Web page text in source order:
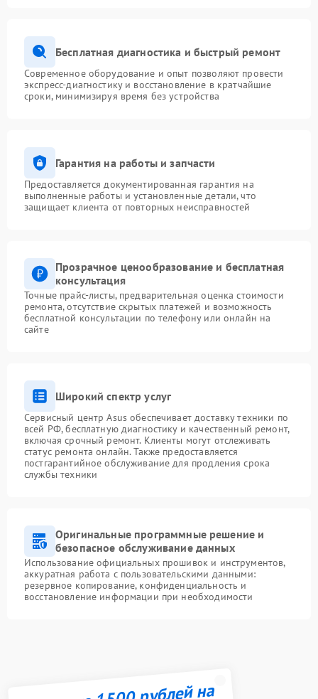
Бесплатная диагностика и быстрый ремонт
Современное оборудование и опыт позволяют провести
экспресс-диагностику и восстановление в кратчайшие
сроки, минимизируя время без устройства
Гарантия на работы и запчасти
Предоставляется документированная гарантия на
выполненные работы и установленные детали, что
защищает клиента от повторных неисправностей
Прозрачное ценообразование и бесплатная
консультация
Точные прайс-листы, предварительная оценка стоимости
ремонта, отсутствие скрытых платежей и возможность
бесплатной консультации по телефону или онлайн на
сайте
Широкий спектр услуг
Сервисный центр Asus обеспечивает доставку техники по
всей РФ, бесплатную диагностику и качественный ремонт,
включая срочный ремонт. Клиенты могут отслеживать
статус ремонта онлайн. Также предоставляется
постгарантийное обслуживание для продления срока
службы техники
Оригинальные программные решение и
безопасное обслуживание данных
Использование официальных прошивок и инструментов,
аккуратная работа с пользовательскими данными:
резервное копирование, конфиденциальность и
восстановление информации при необходимости